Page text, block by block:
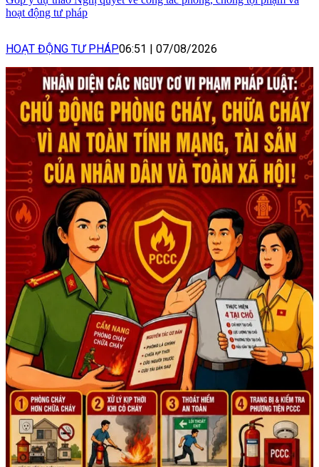
hoạt động tư pháp
HOẠT ĐỘNG TƯ PHÁP06:51 | 07/08/2026